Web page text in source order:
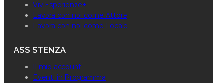
ViviEsperienze+
Lavora con noi come Attore
Lavora con noi come Locale
ASSISTENZA
Il mio account
Eventi in Programma